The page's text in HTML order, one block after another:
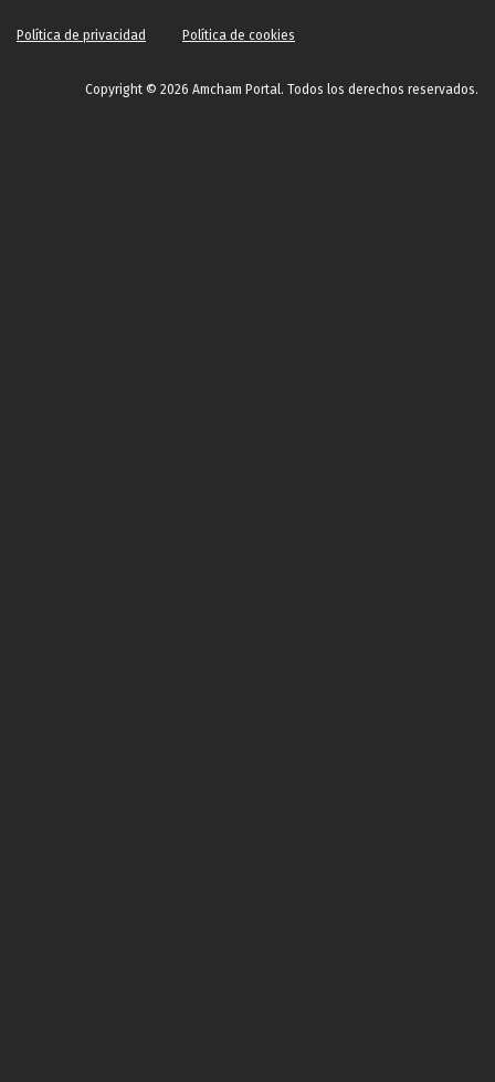
Política de privacidad Política de cookies
Copyright © 2026 Amcham Portal. Todos los derechos reservados.